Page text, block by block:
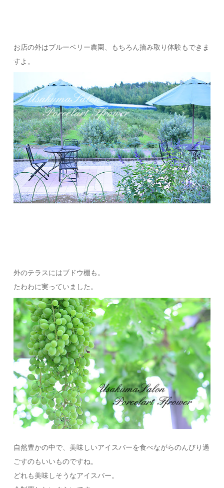
お店の外はブルーベリー農園、もちろん摘み取り体験もできま
すよ。
外のテラスにはブドウ棚も。
たわわに実っていました。
自然豊かの中で、美味しいアイスバーを食べながらのんびり過
ごすのもいいものですね。
どれも美味しそうなアイスバー。